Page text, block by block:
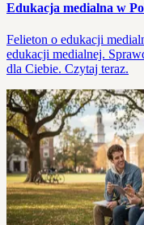
Edukacja medialna w
Felieton o edukacji
edukacji medialnej.
dla Ciebie. Czytaj teraz.